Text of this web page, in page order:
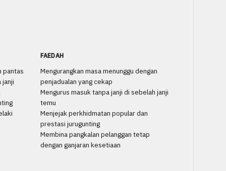
pantas
janji
FAEDAH
Mengurangkan masa menunggu dengan
penjadualan yang cekap
Mengurus masuk tanpa janji di sebelah janji
temu
Menjejak perkhidmatan popular dan
prestasi jurugunting
Membina pangkalan pelanggan tetap
dengan ganjaran kesetiaan